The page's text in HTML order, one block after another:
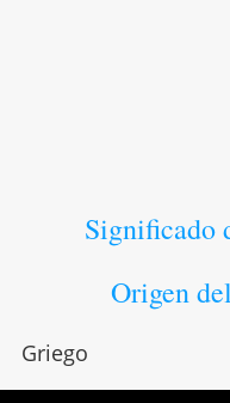
Significado
Origen
Griego